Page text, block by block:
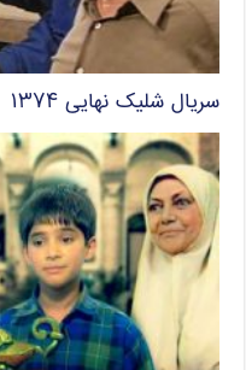
سریال شلیک نهایی ۱۳۷۴